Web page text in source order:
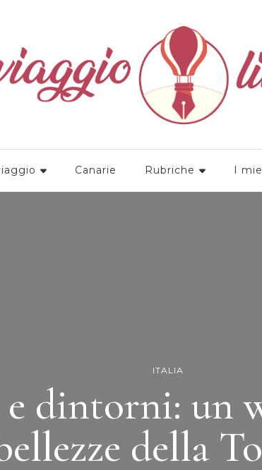
Canarie Rubriche I
ITALIA
dintorni: un
della